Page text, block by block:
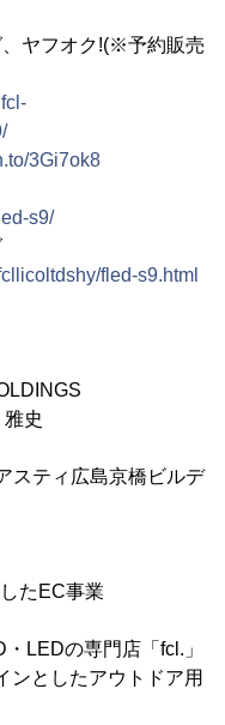
オク!(※予約販売
3Gi7ok8
s9/
fled-s9.html
史
ィ広島京橋ビルデ
たEC事業
の専門店「fcl.」
したアウトドア用